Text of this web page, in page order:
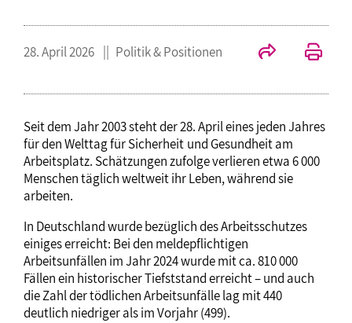
28. April 2026 Politik & Positionen
Seit dem Jahr 2003 steht der 28. April eines jeden Jahres
für den Welttag für Sicherheit und Gesundheit am
Arbeitsplatz. Schätzungen zufolge verlieren etwa 6 000
Menschen täglich weltweit ihr Leben, während sie
arbeiten.
In Deutschland wurde bezüglich des Arbeitsschutzes
einiges erreicht: Bei den meldepflichtigen
Arbeitsunfällen im Jahr 2024 wurde mit ca. 810 000
Fällen ein historischer Tiefststand erreicht – und auch
die Zahl der tödlichen Arbeitsunfälle lag mit 440
deutlich niedriger als im Vorjahr (499).